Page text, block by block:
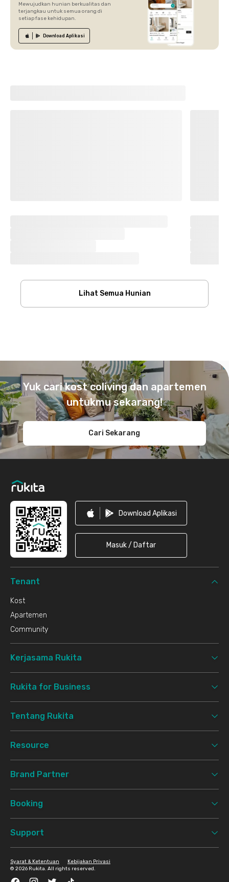
Mewujudkan hunian berkualitas dan
terjangkau untuk semua orang di
setiap fase kehidupan.
Download Aplikasi
Lihat Semua Hunian
Yuk cari kost coliving dan apartemen
untukmu sekarang!
Cari Sekarang
Download Aplikasi
Masuk / Daftar
Tenant
Kost
Apartemen
Community
Kerjasama Rukita
Rukita for Business
Tentang Rukita
Resource
Brand Partner
Booking
Support
© 2026 Rukita. All rights reserved.
Syarat & Ketentuan Kebijakan Privasi
FacebookInstagramTwitter TikTok